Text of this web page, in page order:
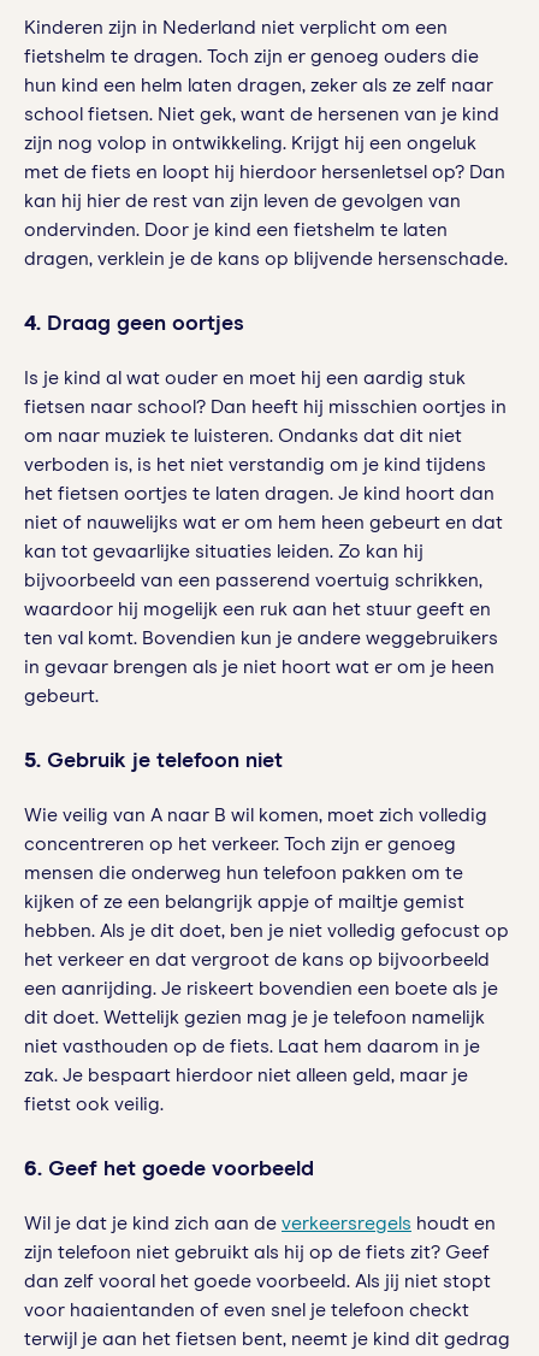
Kinderen zijn in Nederland niet verplicht om een
fietshelm te dragen. Toch zijn er genoeg ouders die
hun kind een helm laten dragen, zeker als ze zelf naar
school fietsen. Niet gek, want de hersenen van je kind
zijn nog volop in ontwikkeling. Krijgt hij een ongeluk
met de fiets en loopt hij hierdoor hersenletsel op? Dan
kan hij hier de rest van zijn leven de gevolgen van
ondervinden. Door je kind een fietshelm te laten
dragen, verklein je de kans op blijvende hersenschade.
4. Draag geen oortjes
Is je kind al wat ouder en moet hij een aardig stuk
fietsen naar school? Dan heeft hij misschien oortjes in
om naar muziek te luisteren. Ondanks dat dit niet
verboden is, is het niet verstandig om je kind tijdens
het fietsen oortjes te laten dragen. Je kind hoort dan
niet of nauwelijks wat er om hem heen gebeurt en dat
kan tot gevaarlijke situaties leiden. Zo kan hij
bijvoorbeeld van een passerend voertuig schrikken,
waardoor hij mogelijk een ruk aan het stuur geeft en
ten val komt. Bovendien kun je andere weggebruikers
in gevaar brengen als je niet hoort wat er om je heen
gebeurt.
5. Gebruik je telefoon niet
Wie veilig van A naar B wil komen, moet zich volledig
concentreren op het verkeer. Toch zijn er genoeg
mensen die onderweg hun telefoon pakken om te
kijken of ze een belangrijk appje of mailtje gemist
hebben. Als je dit doet, ben je niet volledig gefocust op
het verkeer en dat vergroot de kans op bijvoorbeeld
een aanrijding. Je riskeert bovendien een boete als je
dit doet. Wettelijk gezien mag je je telefoon namelijk
niet vasthouden op de fiets. Laat hem daarom in je
zak. Je bespaart hierdoor niet alleen geld, maar je
fietst ook veilig.
6. Geef het goede voorbeeld
Wil je dat je kind zich aan de verkeersregels houdt en
zijn telefoon niet gebruikt als hij op de fiets zit? Geef
dan zelf vooral het goede voorbeeld. Als jij niet stopt
voor haaientanden of even snel je telefoon checkt
terwijl je aan het fietsen bent, neemt je kind dit gedrag